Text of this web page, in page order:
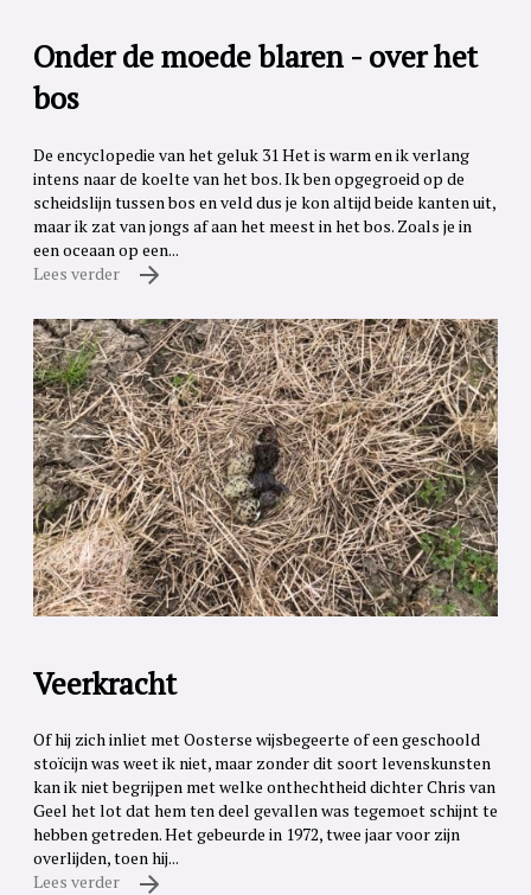
Onder de moede blaren - over het
bos
De encyclopedie van het geluk 31 Het is warm en ik verlang
intens naar de koelte van het bos. Ik ben opgegroeid op de
scheidslijn tussen bos en veld dus je kon altijd beide kanten uit,
maar ik zat van jongs af aan het meest in het bos. Zoals je in
een oceaan op een...
Lees verder
Veerkracht
Of hij zich inliet met Oosterse wijsbegeerte of een geschoold
stoïcijn was weet ik niet, maar zonder dit soort levenskunsten
kan ik niet begrijpen met welke onthechtheid dichter Chris van
Geel het lot dat hem ten deel gevallen was tegemoet schijnt te
hebben getreden. Het gebeurde in 1972, twee jaar voor zijn
overlijden, toen hij...
Lees verder